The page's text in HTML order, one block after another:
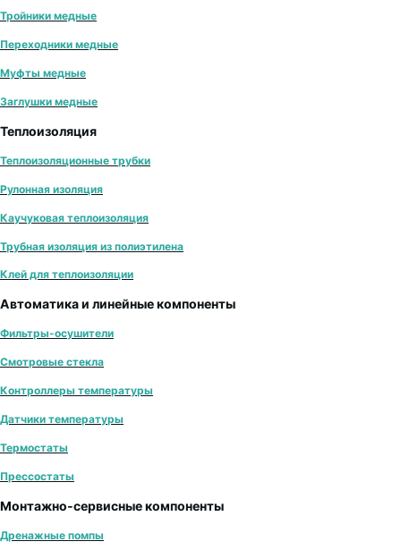
Тройники медные
Переходники медные
Муфты медные
Заглушки медные
Теплоизоляция
Теплоизоляционные трубки
Рулонная изоляция
Каучуковая теплоизоляция
Трубная изоляция из полиэтилена
Клей для теплоизоляции
Автоматика и линейные компоненты
Фильтры-осушители
Смотровые стекла
Контроллеры температуры
Датчики температуры
Термостаты
Прессостаты
Монтажно‑сервисные компоненты
Дренажные помпы